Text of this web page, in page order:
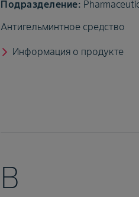
Антигельминтное средство
Информация о продукте
В